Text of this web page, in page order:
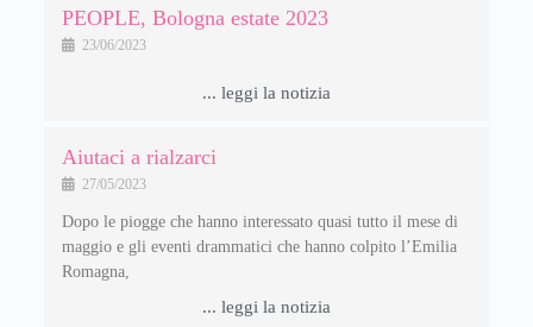
PEOPLE, Bologna estate 2023
23/06/2023
... leggi la notizia
Aiutaci a rialzarci
27/05/2023
Dopo le piogge che hanno interessato quasi tutto il mese di
maggio e gli eventi drammatici che hanno colpito l’Emilia
Romagna,
... leggi la notizia